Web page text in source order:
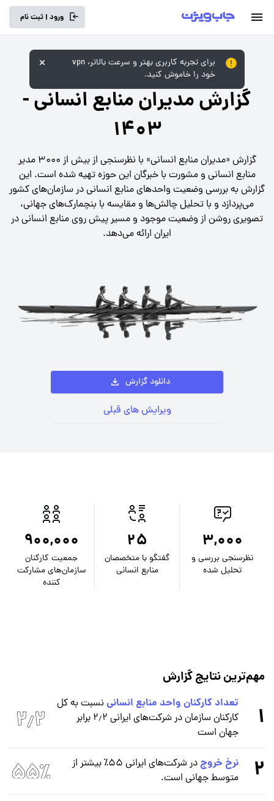
ورود | ثبت نام
گزارش‌های بازار کار
گزارش مدیران منابع انسانی-
۱۴۰۳​
گزارش «مدیران منابع انسانی» با نظرسنجی از بیش از ۳۰۰۰ مدیر
منابع انسانی و مشورت با خبرگان این حوزه تهیه شده است. این
گزارش به بررسی وضعیت واحدهای منابع انسانی در سازمان‌های کشور
می‌پردازد و با تحلیل چالش‌ها و مقایسه با بنچمارک‌های جهانی،
تصویری روشن از وضعیت موجود و مسیر پیش روی منابع انسانی در
ایران ارائه می‌دهد.
دانلود گزارش
ویرایش های قبلی
900,000
جمعیت کارکنان
سازمان‌های مشارکت
کننده
25
گفتگو با متخصصان
منابع انسانی
3,000
نظرسنجی بررسی و
تحلیل شده
مهم‌ترین نتایج گزارش
1 تعداد کارکنان واحد منابع انسانینسبت به کل
کارکنان سازمان در شرکت‌های ایرانی ۲٫۲ برابر
جهان است
2 نرخ خروج
در شرکت‌های ایرانی ۵۵٪ بیشتر از
متوسط جهانی است.
برای تجربه کاربری بهتر و سرعت بالاتر، vpn
خود را خاموش کنید.